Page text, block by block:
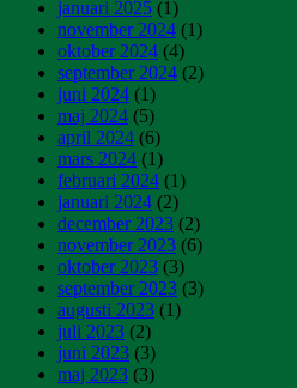
januari 2025 (1)
november 2024 (1)
oktober 2024 (4)
september 2024 (2)
juni 2024 (1)
maj 2024 (5)
april 2024 (6)
mars 2024 (1)
februari 2024 (1)
januari 2024 (2)
december 2023 (2)
november 2023 (6)
oktober 2023 (3)
september 2023 (3)
augusti 2023 (1)
juli 2023 (2)
juni 2023 (3)
maj 2023 (3)